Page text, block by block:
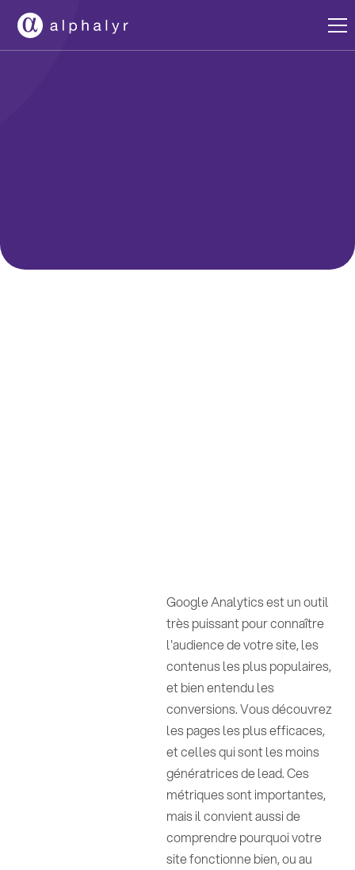
Google Analytics est un outil
très puissant pour connaître
l'audience de votre site, les
contenus les plus populaires,
et bien entendu les
conversions. Vous découvrez
les pages les plus efficaces,
et celles qui sont les moins
génératrices de lead. Ces
métriques sont importantes,
mais il convient aussi de
comprendre pourquoi votre
site fonctionne bien, ou au